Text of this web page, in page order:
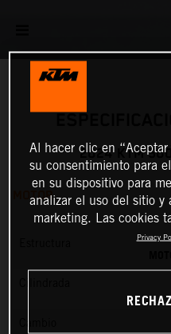
2024 KTM 500
MOTOR
Al hacer clic en
su consentimiento para
en su dispositivo para
analizar el uso del sitio y
marketing. Las cookies
Privacy